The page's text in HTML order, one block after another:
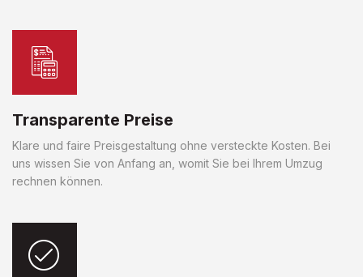
Transparente Preise
Klare und faire Preisgestaltung ohne versteckte Kosten. Bei
uns wissen Sie von Anfang an, womit Sie bei Ihrem Umzug
rechnen können.